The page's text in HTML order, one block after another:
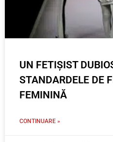
UN FETIȘIST
STANDARDELE DE
FEMININĂ
CONTINUARE »